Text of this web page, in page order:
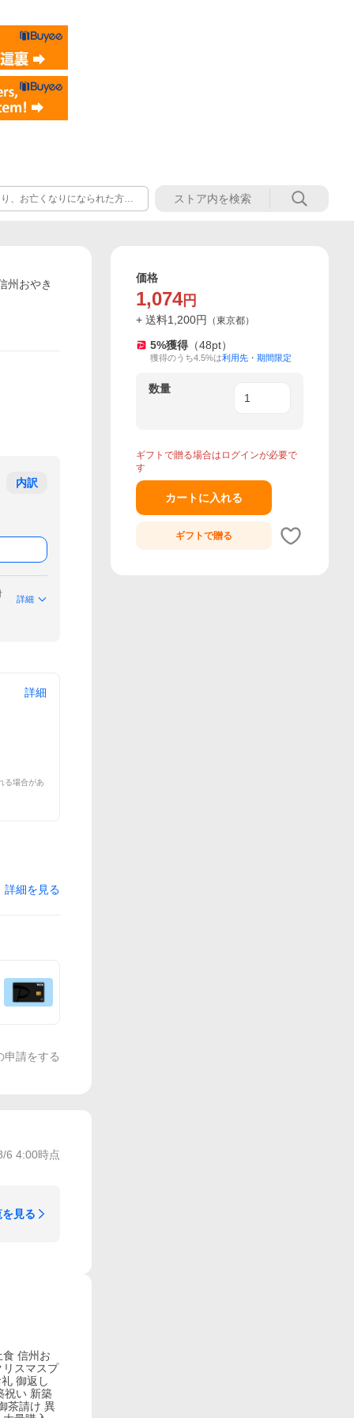
い申し上げます。?この地震
州おやき
内訳
詳細
詳細
る場合があ
詳細を見る
申請をする
6 4:00時点
見る
信州お
スマスプ
御返し
祝い 新築
茶請け 異
価格
1,074円
+ 送料1,200円 （東京都）
5%獲得 （48pt）
獲得のうち4.5%は利用先・期間限定
数量
ギフトで贈る場合はログインが必要で
す
カートに入れる
ギフトで贈る